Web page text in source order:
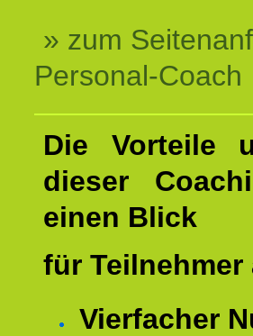
» zum
Personal-Coach
Die Vorteile
dieser
einen Blick
für
Vierfacher